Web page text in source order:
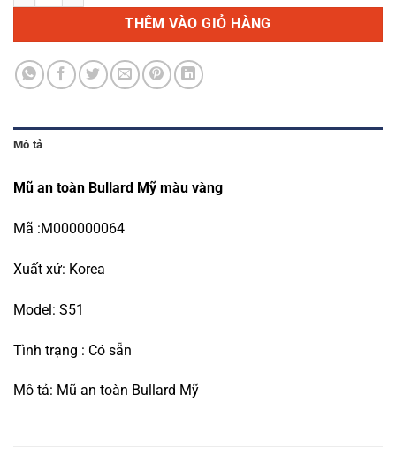
THÊM VÀO GIỎ HÀNG
Mô tả
Mũ an toàn Bullard Mỹ màu vàng
Mã :M000000064
Xuất xứ: Korea
Model: S51
Tình trạng : Có sẵn
Mô tả: Mũ an toàn Bullard Mỹ